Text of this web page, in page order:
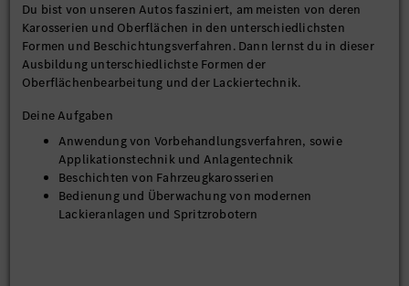
Du bist von unseren Autos fasziniert, am meisten von deren
Karosserien und Oberflächen in den unterschiedlichsten
Formen und Beschichtungsverfahren. Dann lernst du in dieser
Ausbildung unterschiedlichste Formen der
Oberflächenbearbeitung und der Lackiertechnik.
Deine Aufgaben
Anwendung von Vorbehandlungsverfahren, sowie
Applikationstechnik und Anlagentechnik
Beschichten von Fahrzeugkarosserien
Bedienung und Überwachung von modernen
Lackieranlagen und Spritzrobotern